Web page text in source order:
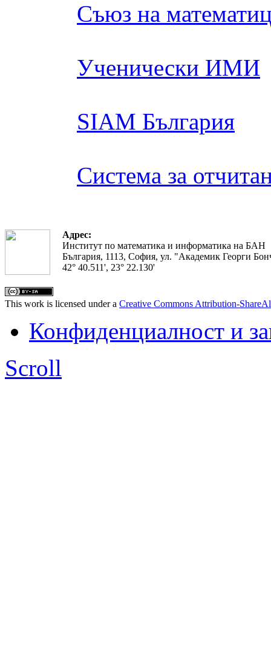
Съюз на
Ученически ИМИ
SIAM България
Система за
Адрес:
Институт по математика и информатика на БАН
България, 1113, София, ул. "Академик Георги
42° 40.511', 23° 22.130'
This work is licensed under a Creative Commons Attribution-
Конфиденциалност и
Scroll